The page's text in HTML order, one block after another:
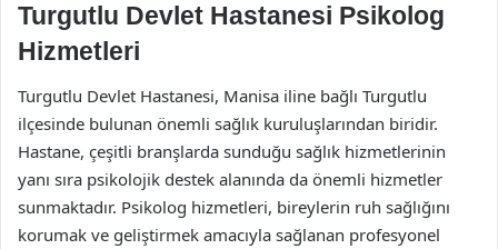
Turgutlu Devlet Hastanesi Psikolog
Hizmetleri
Turgutlu Devlet Hastanesi, Manisa iline bağlı Turgutlu
ilçesinde bulunan önemli sağlık kuruluşlarından biridir.
Hastane, çeşitli branşlarda sunduğu sağlık hizmetlerinin
yanı sıra psikolojik destek alanında da önemli hizmetler
sunmaktadır. Psikolog hizmetleri, bireylerin ruh sağlığını
korumak ve geliştirmek amacıyla sağlanan profesyonel